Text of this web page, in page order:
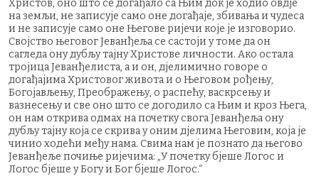
Христов, оно што се догађало са Њим док је ходио овдје
на земљи, не записује само оне догађаје, збивања и чудеса
и не записује само оне Његове ријечи које је изговорио.
Својство његовог Јеванђеља се састоји у томе да он
сагледа ону дубљу тајну Христове личности. Ако остала
тројица Јеванђелиста, а и он, дјелимично говоре о
догађајима Христовог живота и о Његовом рођењу,
Богојављењу, Преображењу, о распећу, васкрсењу и
вазнесењу и све оно што се догодило са Њим и кроз Њега,
он нам открива одмах на почетку свога Јеванђеља ону
дубљу тајну која се скрива у оним дјелима Његовим, која је
чинио ходећи међу нама. Свима нам је познато да његово
Јеванђеље почиње ријечима: „У почетку бјеше Логос и
Логос бјеше у Богу и Бог бјеше Логос.“